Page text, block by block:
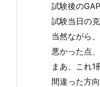
試験後の
試験当日の
当然ながら
悪かった点
まあ、これ1
間違った方